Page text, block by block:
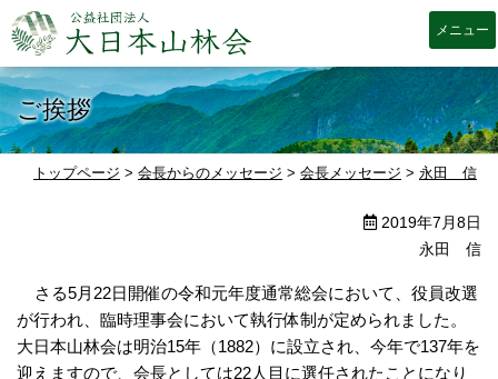
ご挨拶
トップページ > 会長からのメッセージ > 会長メッセージ > 永田 信
2019年7月8日
永田 信
さる5月22日開催の令和元年度通常総会において、役員改選
が行われ、臨時理事会において執行体制が定められました。
大日本山林会は明治15年（1882）に設立され、今年で137年を
迎えますので、会長としては22人目に選任されたことになり